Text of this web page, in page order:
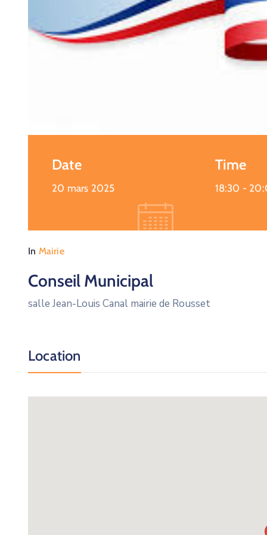
Date
20 mars 2025
Time
18:30 -
In Mairie
Conseil Municipal
salle Jean-Louis Canal mairie de Rousset
Location